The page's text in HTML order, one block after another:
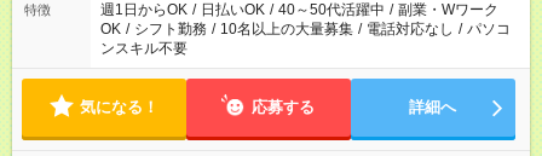
特徴 週1日からOK / 日払いOK / 40～50代活躍中 / 副業・Wワーク
OK / シフト勤務 / 10名以上の大量募集 / 電話対応なし / パソコ
ンスキル不要
気になる！ 応募する 詳細へ